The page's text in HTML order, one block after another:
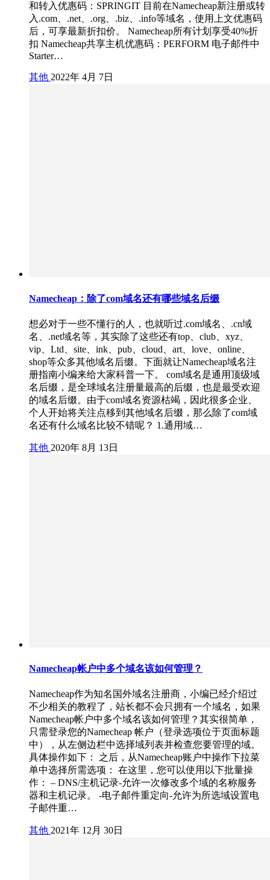
和转入优惠码：SPRINGIT 目前在Namecheap新注册或转
入.com、.net、.org、.biz、.info等域名，使用上文优惠码
后，可享最新折扣价。 Namecheap所有计划享受40%折
扣 Namecheap共享主机优惠码：PERFORM 电子邮件中
Starter…
其他 2022年 4月 7日
Namecheap：除了com域名还有哪些域名后缀
想必对于一些不懂行的人，也就听过.com域名、.cn域
名、.net域名等，其实除了这些还有top、club、xyz、
vip、Ltd、site、ink、pub、cloud、art、love、online、
shop等众多其他域名后缀。下面就让Namecheap域名注
册指南小编来给大家科普一下。 com域名是通用顶级域
名后缀，是全球域名注册量最高的后缀，也是最受欢迎
的域名后缀。由于com域名资源枯竭，因此很多企业、
个人开始将关注点移到其他域名后缀，那么除了com域
名还有什么域名比较不错呢？ 1.通用域…
其他 2020年 8月 13日
Namecheap帐户中多个域名该如何管理？
Namecheap作为知名国外域名注册商，小编已经介绍过
不少相关的教程了，站长都不会只拥有一个域名，如果
Namecheap帐户中多个域名该如何管理？其实很简单，
只需登录您的Namecheap 帐户（登录选项位于页面标题
中），从左侧边栏中选择域列表并检查您要管理的域。
具体操作如下： 之后，从Namecheap账户中操作下拉菜
单中选择所需选项： 在这里，您可以使用以下批量操
作： – DNS/主机记录-允许一次修改多个域的名称服务
器和主机记录。 -电子邮件重定向-允许为所选域设置电
子邮件重…
其他 2021年 12月 30日